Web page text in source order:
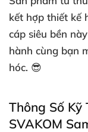
kết hợp thiết kế
cáp siêu bền
hành cùng bạn
hóc. 😎
Thông Số Kỹ
SVAKOM